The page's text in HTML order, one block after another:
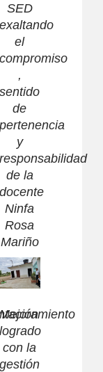
SED
exaltando
el
compromiso
,
sentido
de
pertenencia
y
responsabilidad
de la
docente
Ninfa
Rosa
Mariño
logrado
con la
gestión